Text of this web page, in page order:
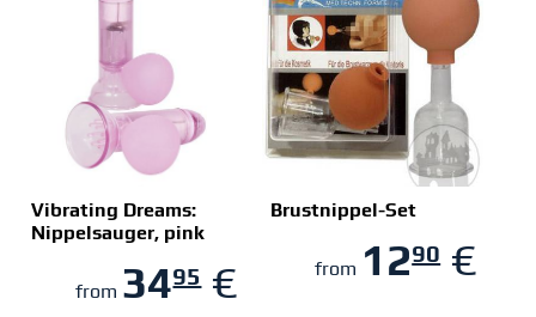
Vibrating Dreams:
Nippelsauger, pink
from 3495€
Brustnippel-Set
from 1290€
ZUM SHOP